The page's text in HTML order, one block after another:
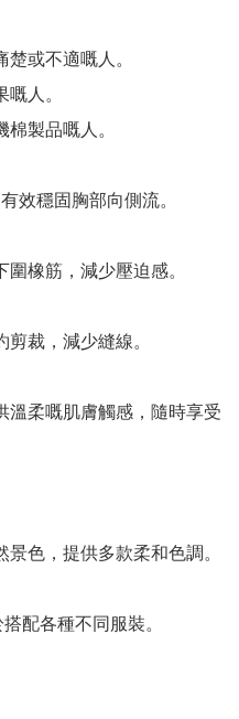
或不適嘅人。
人。
製品嘅人。
效穩固胸部向側流。
橡筋，減少壓迫感。
裁，減少縫線。
溫柔嘅肌膚觸感，隨時享受
色，提供多款柔和色調。
配各種不同服裝。